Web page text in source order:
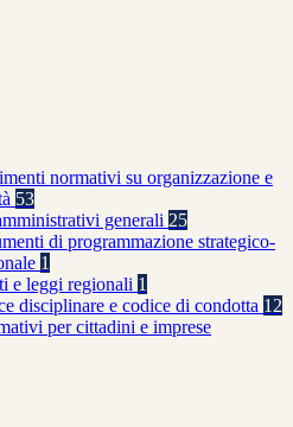
normativi su organizzazione e
53
generali 25
di programmazione strategico-
1
e leggi regionali 1
disciplinare e codice di condotta 12
per cittadini e imprese